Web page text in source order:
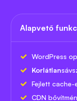
Alapvető
WordPress
Korlátlan
Fejlett cache-
CDN